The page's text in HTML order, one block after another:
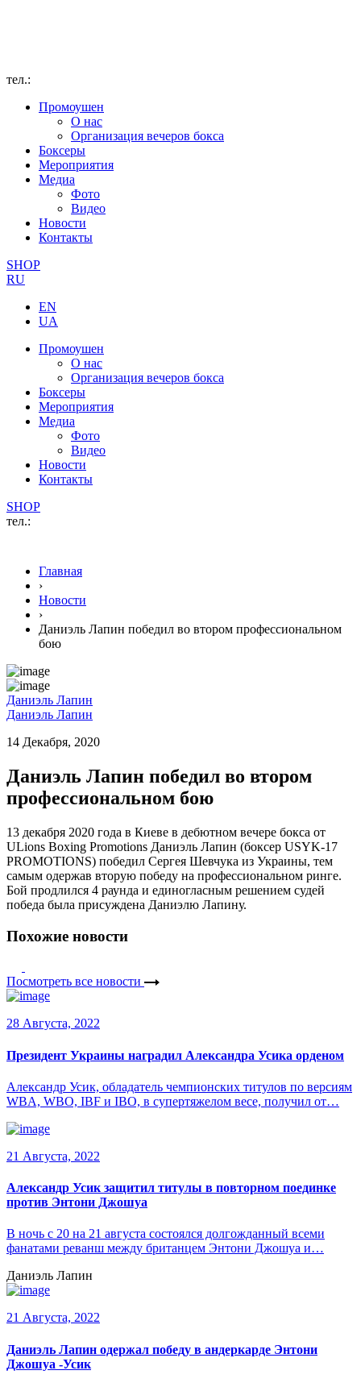
тел.:
Промоушен
О нас
Организация вечеров бокса
Боксеры
Мероприятия
Медиа
Фото
Видео
Новости
Контакты
SHOP
RU
EN
UA
Промоушен
О нас
Организация вечеров бокса
Боксеры
Мероприятия
Медиа
Фото
Видео
Новости
Контакты
SHOP
тел.:
Главная
›
Новости
›
Даниэль Лапин победил во втором профессиональном
бою
Даниэль Лапин
Даниэль Лапин
14 Декабря, 2020
Даниэль Лапин победил во втором
профессиональном бою
13 декабря 2020 года в Киеве в дебютном вечере бокса от
ULions Boxing Promotions Даниэль Лапин (боксер USYK-17
PROMOTIONS) победил Сергея Шевчука из Украины, тем
самым одержав вторую победу на профессиональном ринге.
Бой продлился 4 раунда и единогласным решением судей
победа была присуждена Даниэлю Лапину.
Похожие новости
Посмотреть все новости
28 Августа, 2022
Президент Украины наградил Александра Усика орденом
Александр Усик, обладатель чемпионских титулов по версиям
WBA, WBO, IBF и IBO, в супертяжелом весе, получил от…
21 Августа, 2022
Александр Усик защитил титулы в повторном поединке
против Энтони Джошуа
В ночь с 20 на 21 августа состоялся долгожданный всеми
фанатами реванш между британцем Энтони Джошуа и…
Даниэль Лапин
21 Августа, 2022
Даниэль Лапин одержал победу в андеркарде Энтони
Джошуа -Усик